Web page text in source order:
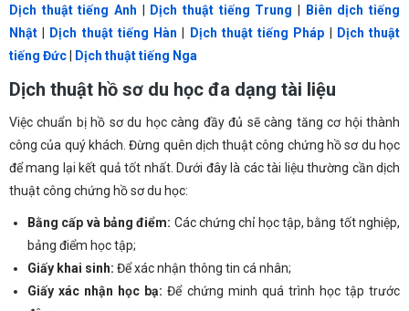
Dịch thuật tiếng Anh | Dịch thuật tiếng Trung | Biên dịch tiếng
Nhật | Dịch thuật tiếng Hàn | Dịch thuật tiếng Pháp | Dịch thuật
tiếng Đức| Dịch thuật tiếng Nga
Dịch thuật hồ sơ du học đa dạng tài liệu
Việc chuẩn bị hồ sơ du học càng đầy đủ sẽ càng tăng cơ hội thành
công của quý khách. Đừng quên dịch thuật công chứng hồ sơ du học
để mang lại kết quả tốt nhất. Dưới đây là các tài liệu thường cần dịch
thuật công chứng hồ sơ du học:
Bằng cấp và bảng điểm: Các chứng chỉ học tập, bằng tốt nghiệp,
bảng điểm học tập;
Giấy khai sinh: Để xác nhận thông tin cá nhân;
Giấy xác nhận học bạ: Để chứng minh quá trình học tập trước